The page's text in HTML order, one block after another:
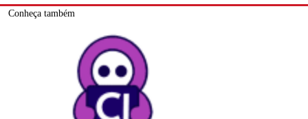
Conheça também